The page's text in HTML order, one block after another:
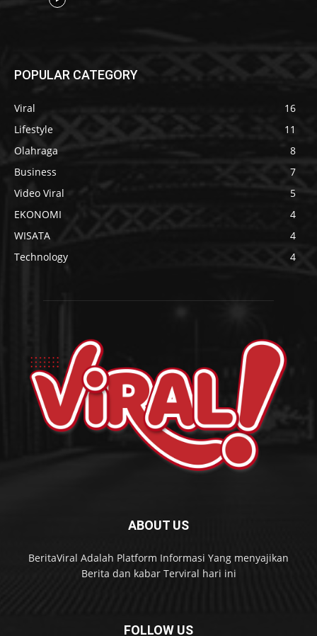
POPULAR CATEGORY
Viral
16
Lifestyle
11
Olahraga
8
Business
7
Video Viral
5
EKONOMI
4
WISATA
4
Technology
4
ABOUT US
BeritaViral Adalah Platform Informasi Yang menyajikan
Berita dan kabar Terviral hari ini
FOLLOW US